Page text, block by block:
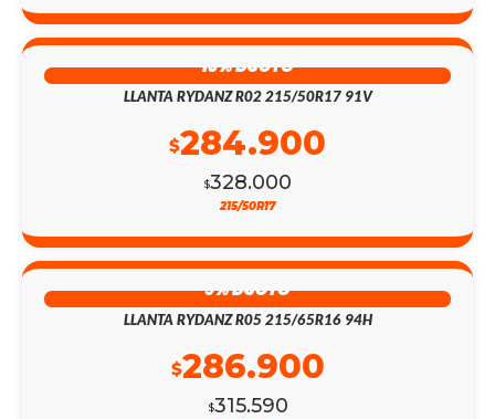
13% DSCTO
LLANTA RYDANZ R02 215/50R17 91V
$328.000
$284.900
215/50R17
9% DSCTO
LLANTA RYDANZ R05 215/65R16 94H
$315.590
$286.900